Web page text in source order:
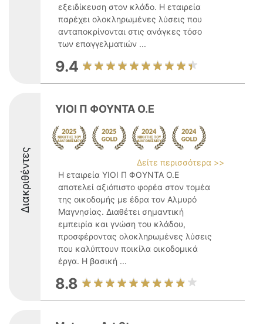
εξειδίκευση στον κλάδο. Η εταιρεία
παρέχει ολοκληρωμένες λύσεις που
ανταποκρίνονται στις ανάγκες τόσο
των επαγγελματιών ...
9.4
Διακριθέντες
ΥΙΟΙ Π ΦΟΥΝΤΑ Ο.Ε
Δείτε περισσότερα >>
Η εταιρεία ΥΙΟΙ Π ΦΟΥΝΤΑ Ο.Ε
αποτελεί αξιόπιστο φορέα στον τομέα
της οικοδομής με έδρα τον Αλμυρό
Μαγνησίας. Διαθέτει σημαντική
εμπειρία και γνώση του κλάδου,
προσφέροντας ολοκληρωμένες λύσεις
που καλύπτουν ποικίλα οικοδομικά
έργα. Η βασική ...
8.8